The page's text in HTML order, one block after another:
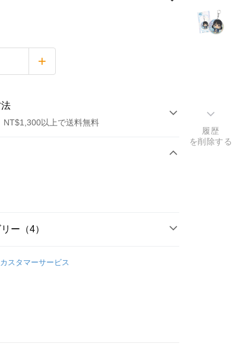
NT$1,300以上で送料無料
回払い
換
ー（4）
文具/吊飾/紙製/胸章/壓克力立牌/掛繩
カスタマーサービス
履歴
を削除する